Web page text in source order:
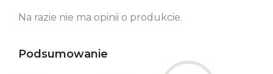
Na razie nie ma opinii o produkcie.
Podsumowanie